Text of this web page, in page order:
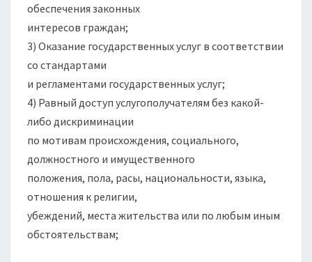
обеспечения законных
интересов граждан;
3) Оказание государственных услуг в соответствии
со стандартами
и регламентами государственных услуг;
4) Равный доступ услугополучателям без какой-
либо дискриминации
по мотивам происхождения, социального,
должностного и имущественного
положения, пола, расы, национальности, языка,
отношения к религии,
убеждений, места жительства или по любым иным
обстоятельствам;